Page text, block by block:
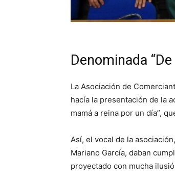
Denominada
La Asociación de
hacía la presentación de la
mamá a reina por un día”,
Así, el vocal de la
Mariano García, daban
proyectado con mucha